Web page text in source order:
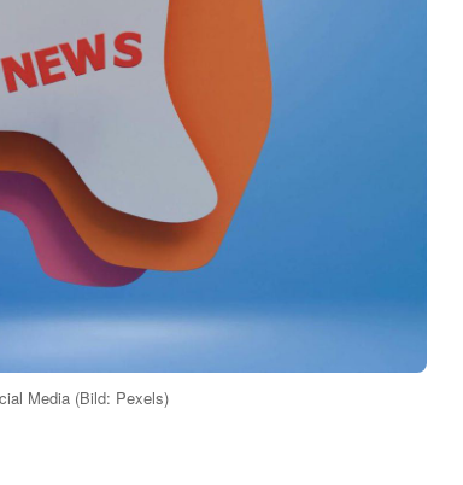
Media (Bild: Pexels)